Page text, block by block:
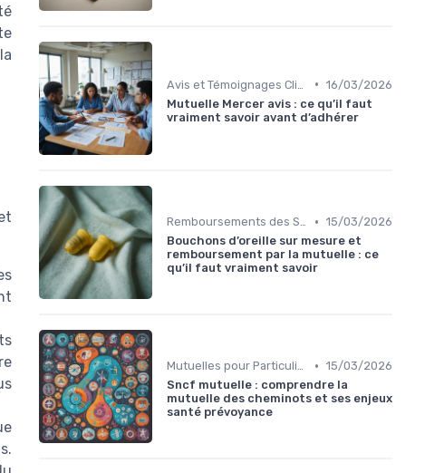
• 16/03/2026
Mutuelle Mercer avis : ce qu’il faut
vraiment savoir avant d’adhérer
Remboursements des Soins Médicaux • 15/03/2026
Bouchons d’oreille sur mesure et
remboursement par la mutuelle : ce
qu’il faut vraiment savoir
Mutuelles pour Particuliers • 15/03/2026
Sncf mutuelle : comprendre la
mutuelle des cheminots et ses enjeux
santé prévoyance